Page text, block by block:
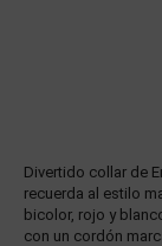
Divertido collar de
recuerda al estilo
bicolor, rojo y
con un cordón